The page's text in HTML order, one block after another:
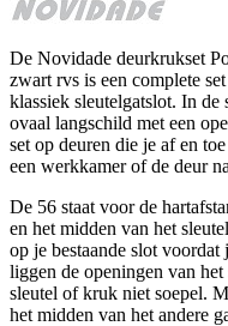
De Novidade deurkrukset
zwart rvs is een complete
klassiek sleutelgatslot. In de
ovaal langschild met een
set op deuren die je af en
een werkkamer of de deur
De 56 staat voor de
en het midden van het
op je bestaande slot
liggen de openingen van
sleutel of kruk niet soepel.
het midden van het andere